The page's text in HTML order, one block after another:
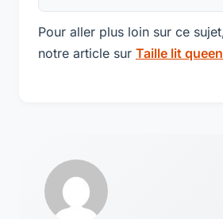
Pour aller plus loin sur ce
notre article sur Taille lit